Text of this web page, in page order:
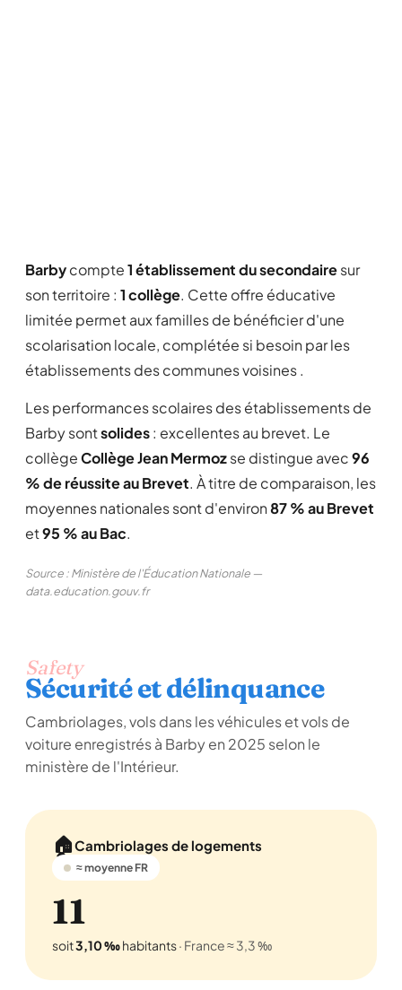
Barbycompte1 établissement du secondairesur
son territoire : 1 collège. Cette offre éducative
limitée permet aux familles de bénéficier d'une
scolarisation locale, complétée si besoin par les
établissements des communes voisines .
Les performances scolaires des établissements de
Barby sontsolides: excellentes au brevet. Le
collègeCollège Jean Mermozse distingue avec96
% de réussite au Brevet. À titre de comparaison, les
moyennes nationales sont d'environ87 % au Brevet
et95 % au Bac.
Source : Ministère de l'Éducation Nationale —
data.education.gouv.fr
Safety
Sécurité et délinquance
Cambriolages, vols dans les véhicules et vols de
voiture enregistrés à Barby en 2025 selon le
ministère de l'Intérieur.
🏠Cambriolages de logements
≈ moyenne FR
11
soit3,10 ‰habitants· France ≈ 3,3 ‰